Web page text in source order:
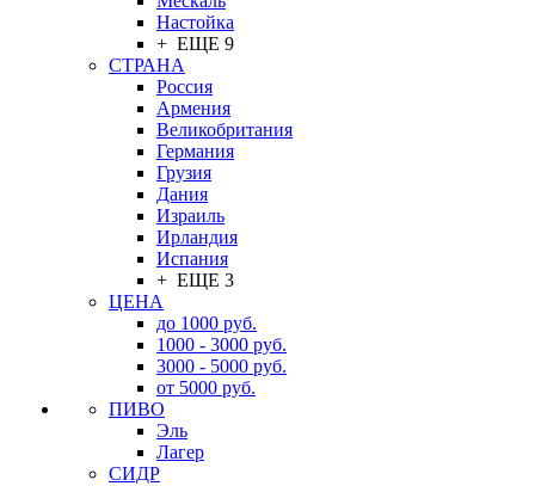
Настойка
+ ЕЩЕ 9
СТРАНА
Россия
Армения
Великобритания
Германия
Грузия
Дания
Израиль
Ирландия
Испания
+ ЕЩЕ 3
ЦЕНА
до 1000 руб.
1000 - 3000 руб.
3000 - 5000 руб.
от 5000 руб.
ПИВО
Эль
Лагер
СИДР